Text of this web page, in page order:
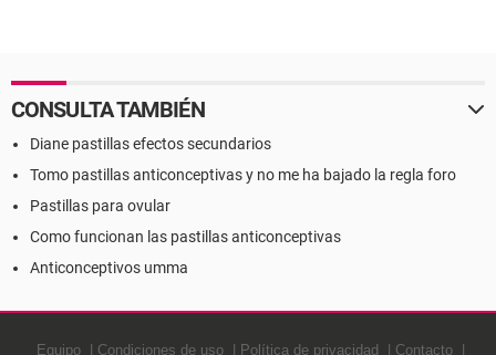
CONSULTA TAMBIÉN
Diane pastillas efectos secundarios
Tomo pastillas anticonceptivas y no me ha bajado la regla foro
Pastillas para ovular
Como funcionan las pastillas anticonceptivas
Anticonceptivos umma
Equipo Condiciones de uso Política de privacidad Contacto